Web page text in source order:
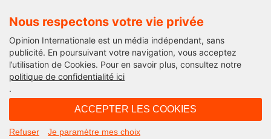
Nous respectons votre vie privée
Opinion Internationale est un média indépendant, sans
publicité. En poursuivant votre navigation, vous acceptez
l’utilisation de Cookies. Pour en savoir plus, consultez notre
politique de confidentialité ici
.
ACCEPTER LES COOKIES
Refuser Je paramètre mes choix
Actu'Folies
Le goûter de demain pour les